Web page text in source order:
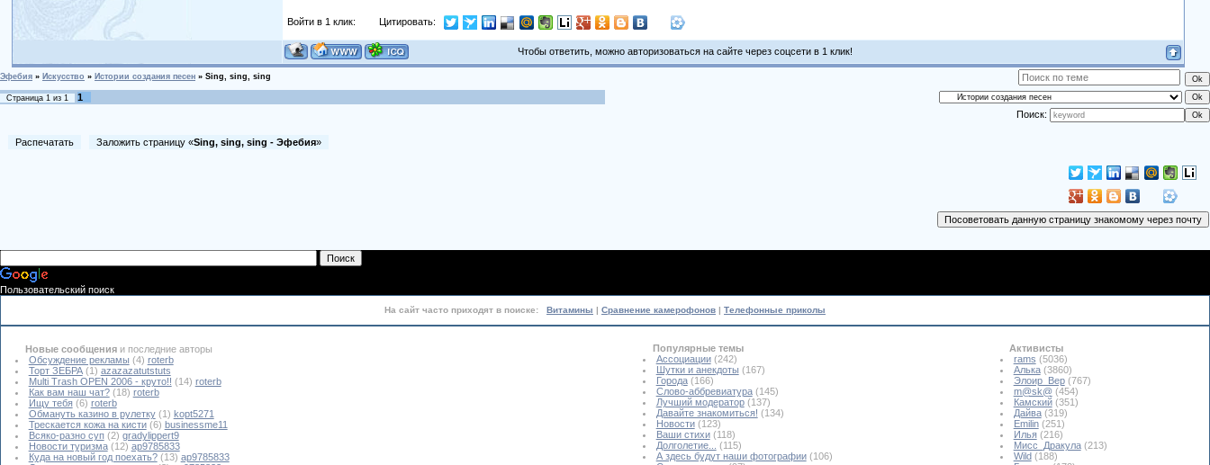
Войти в 1 клик: Цитировать:
Чтобы ответить, можно авторизоваться на сайте через соцсети в 1 клик!
Эфебия » Искусство » Истории создания песен » Sing, sing, sing
Страница 1 из 1
1
Поиск:
Распечатать Заложить страницу «Sing, sing, sing - Эфебия»
Пользовательский поиск
На сайт часто приходят в поиске: Витамины | Сравнение камерофонов | Телефонные приколы
Новые сообщения и последние авторы
Обсуждение рекламы (4) roterb
Торт ЗЕБРА (1) azazazatutstuts
Multi Trash OPEN 2006 - круто!! (14) roterb
Как вам наш чат? (18) roterb
Ищу тебя (6) roterb
Обмануть казино в рулетку (1) kopt5271
Трескается кожа на кисти (6) businessme11
Всяко-разно суп (2) gradylippert9
Новости туризма (12) ap9785833
Куда на новый год поехать? (13) ap9785833
Популярные темы
Ассоциации(242)
Шутки и анекдоты (167)
Города(166)
Слово-аббревиатура(145)
Лучший модератор(137)
Давайте знакомиться! (134)
Новости(123)
Ваши стихи(118)
Долголетие...
(115)
А здесь будут наши фотографии(106)
Активисты
rams (5036)
Алька(3860)
Элоир_Вер(767)
m@sk@(454)
Камский(351)
Дайва(319)
Emilin(251)
Илья(216)
Мисс_Дракула(213)
Wild(188)